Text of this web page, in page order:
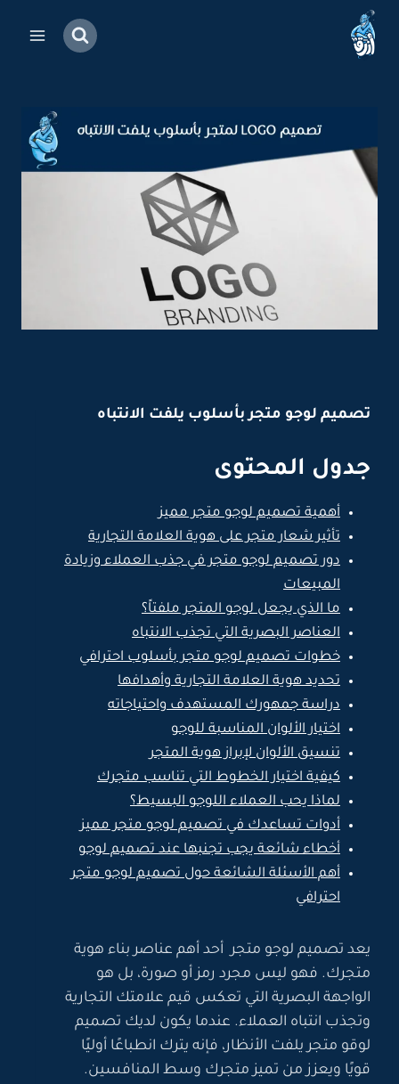
تصميم لوجو متجر بأسلوب يلفت الانتباه
جدول المحتوى
أهمية تصميم لوجو متجر مميز
تأثير شعار متجر على هوية العلامة التجارية
دور تصميم لوجو متجر في جذب العملاء وزيادة
المبيعات
ما الذي يجعل لوجو المتجر ملفتاً؟
العناصر البصرية التي تجذب الانتباه
خطوات تصميم لوجو متجر بأسلوب احترافي
تحديد هوية العلامة التجارية وأهدافها
دراسة جمهورك المستهدف واحتياجاته
اختيار الألوان المناسبة للوجو
تنسيق الألوان لإبراز هوية المتجر
كيفية اختيار الخطوط التي تناسب متجرك
لماذا يحب العملاء اللوجو البسيط؟
أدوات تساعدك في تصميم لوجو متجر مميز
أخطاء شائعة يجب تجنبها عند تصميم لوجو
أهم الأسئلة الشائعة حول تصميم لوجو متجر
احترافي
يعد تصميم لوجو متجر أحد أهم عناصر بناء هوية
متجرك. فهو ليس مجرد رمز أو صورة، بل هو
الواجهة البصرية التي تعكس قيم علامتك التجارية
وتجذب انتباه العملاء. عندما يكون لديك تصميم
لوقو متجر يلفت الأنظار، فإنه يترك انطباعًا أوليًا
قويًا ويعزز من تميز متجرك وسط المنافسين.